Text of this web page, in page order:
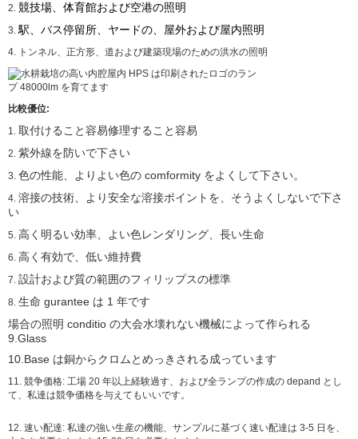
2. 競技場、体育館および空港の照明
3.駅、バス停留所、ヤードの、屋外および屋内照明
4. トンネル、正方形、道および建築現場のための洪水の照明
比較優位:
1. 取付けること容易修理すること容易
2. 紫外線を防いで下さい
3. 色の性能、よりよい色の comformity をよくして下さい。
4. 溶接の技術、より安全な溶接ポイントを、そうよくしないで下さ
い
5. 高く明るい効率、よい色レンダリング、長い生命
6. 高く有効で、低い維持費
7. 設計および質の範囲のフィリップスの標準
8. 生命 gurantee は 1 年です
場合の照明 conditio の大会水壊れない機械によって作られる
9.Glass
10.Base は銅からクロムとめっきされる成っています
11. 競争価格: 工場 20 年以上経験過す、および全ランプの作成の depand とし
て、私達は競争価格を与えてもいいです。
12. 速い配達: 私達の強い生産の機能、サンプルに基づく速い配達は 3-5 日を、